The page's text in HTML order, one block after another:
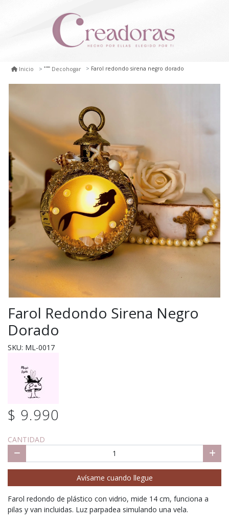
Inicio Decohogar Farol redondo sirena negro dorado
Farol Redondo Sirena Negro
Dorado
SKU: ML-0017
$ 9.990
CANTIDAD
Avísame cuando llegue
Farol redondo de plástico con vidrio, mide 14 cm, funciona a
pilas y van incluidas. Luz parpadea simulando una vela.